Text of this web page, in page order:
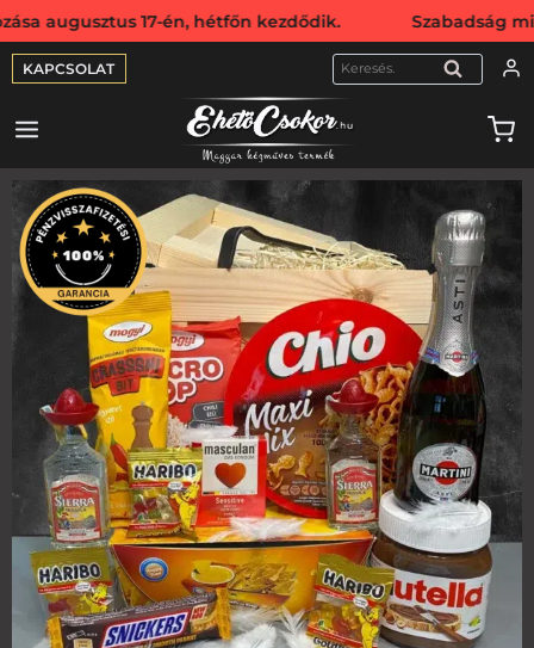
én, hétfőn kezdődik. Szabadság miatt
KAPCSOLAT KERESÉS